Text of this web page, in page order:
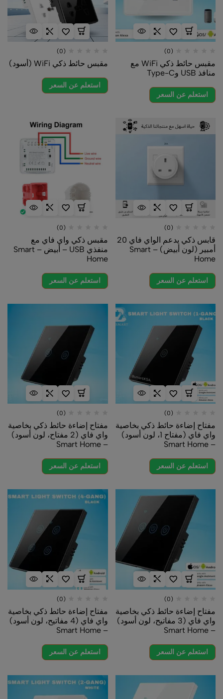
(0)
مقبس حائط ذكي WiFi مع
منافذ USB وType-C
استعلم عن السعر
(0)
مقبس حائط ذكي WiFi (أسود)
استعلم عن السعر
(0)
قابس ذكي يدعم الواي فاي 20
أمبير (لون أبيض) – Smart
Home
استعلم عن السعر
(0)
مقبس ذكي واي فاي مع
منفذي USB – أبيض – Smart
Home
استعلم عن السعر
(0)
مفتاح إضاءة حائط ذكي بخاصية
واي فاي (مفتاح 1، لون أسود)
– Smart Home
استعلم عن السعر
(0)
مفتاح إضاءة حائط ذكي بخاصية
واي فاي (2 مفتاح، لون أسود)
– Smart Home
استعلم عن السعر
(0)
مفتاح إضاءة حائط ذكي بخاصية
واي فاي (3 مفاتيح، لون أسود)
– Smart Home
استعلم عن السعر
(0)
مفتاح إضاءة حائط ذكي بخاصية
واي فاي (4 مفاتيح، لون أسود)
– Smart Home
استعلم عن السعر